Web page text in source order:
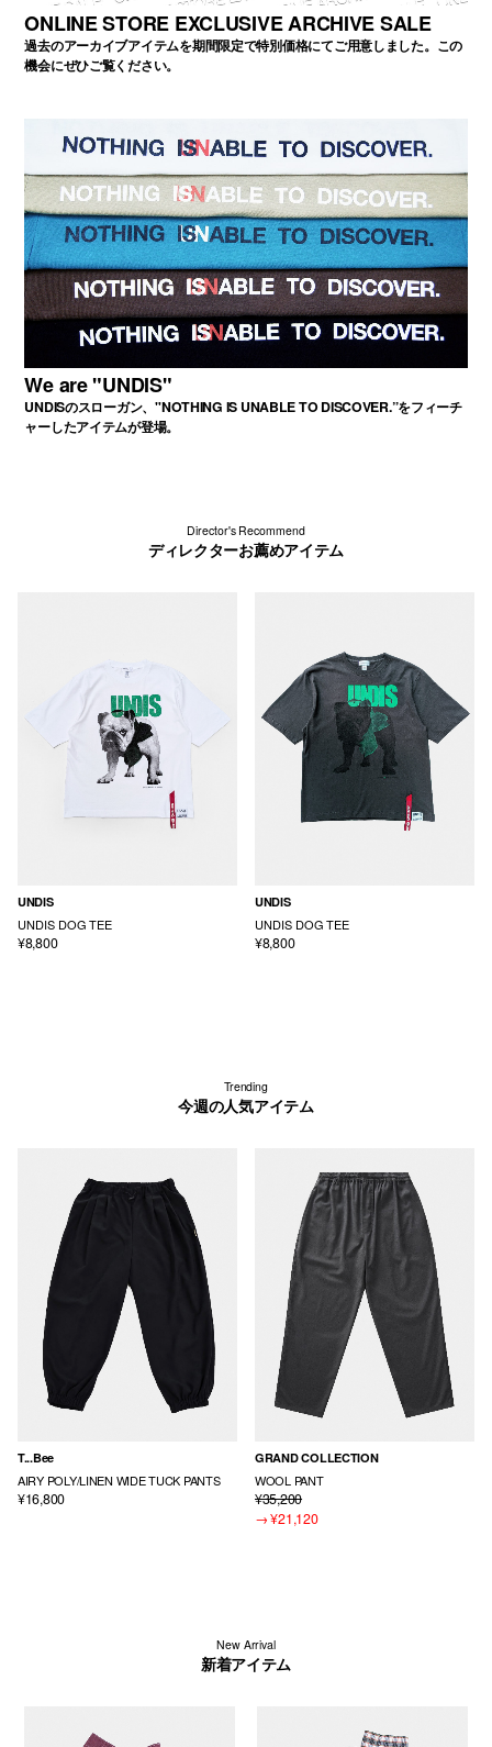
ONLINE STORE EXCLUSIVE ARCHIVE SALE
過去のアーカイブアイテムを期間限定で特別価格にてご用意しました。この
機会にぜひご覧ください。
We are "UNDIS"
UNDISのスローガン、"NOTHING IS UNABLE TO DISCOVER.”をフィーチ
ャーしたアイテムが登場。
Director's Recommend
ディレクターお薦めアイテム
UNDIS
UNDIS DOG TEE
¥8,800
UNDIS
UNDIS DOG TEE
¥8,800
Trending
今週の人気アイテム
T...Bee
AIRY POLY/LINEN WIDE TUCK PANTS
¥16,800
GRAND COLLECTION
WOOL PANT
¥35,200
→¥21,120
New Arrival
新着アイテム